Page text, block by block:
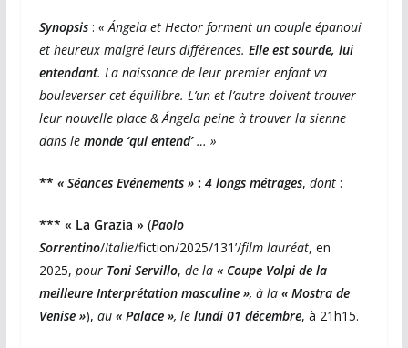
Synopsis: « Ángela et Hector forment un couple épanoui
et heureux malgré leurs différences. Elle est sourde, lui
entendant. La naissance de leur premier enfant va
bouleverser cet équilibre. L’un et l’autre doivent trouver
leur nouvelle place & Ángela peine à trouver la sienne
dans lemonde ‘qui entend’… »
** « Séances Evénements » : 4 longs métrages, dont:
*** « La Grazia » (Paolo
Sorrentino/Italie/fiction/2025/131’/film lauréat, en
2025, pourToni Servillo, de la « Coupe Volpi de la
meilleure Interprétation masculine », à la « Mostra de
Venise »), au« Palace », lelundi 01 décembre, à 21h15.